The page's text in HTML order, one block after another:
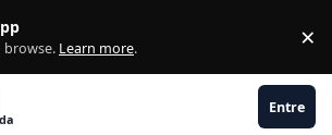
browse. Learn more. ×
Entre